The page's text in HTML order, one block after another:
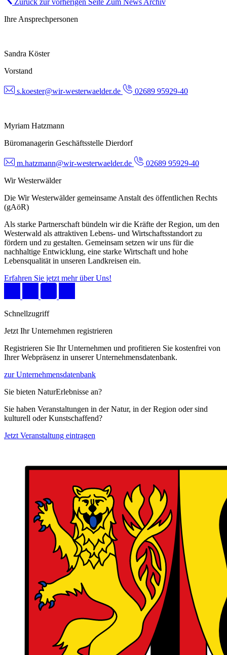
Zurück zur vorherigen Seite Zum News Archiv
Ihre Ansprechpersonen
Sandra Köster
Vorstand
s.koester@wir-westerwaelder.de 02689 95929-40
Myriam Hatzmann
Büromanagerin Geschäftsstelle Dierdorf
m.hatzmann@wir-westerwaelder.de
02689 95929-40
Wir Westerwälder
Die Wir Westerwälder gemeinsame Anstalt des öffentlichen Rechts
(gAöR)
Als starke Partnerschaft bündeln wir die Kräfte der Region, um den
Westerwald als attraktiven Lebens- und Wirtschaftsstandort zu
fördern und zu gestalten. Gemeinsam setzen wir uns für die
nachhaltige Entwicklung, eine starke Wirtschaft und hohe
Lebensqualität in unseren Landkreisen ein.
Erfahren Sie jetzt mehr über Uns!
Schnellzugriff
Jetzt Ihr Unternehmen registrieren
Registrieren Sie Ihr Unternehmen und profitieren Sie kostenfrei von
Ihrer Webpräsenz in unserer Unternehmensdatenbank.
zur Unternehmensdatenbank
Sie bieten NaturErlebnisse an?
Sie haben Veranstaltungen in der Natur, in der Region oder sind
kulturell oder Kunstschaffend?
Jetzt Veranstaltung eintragen